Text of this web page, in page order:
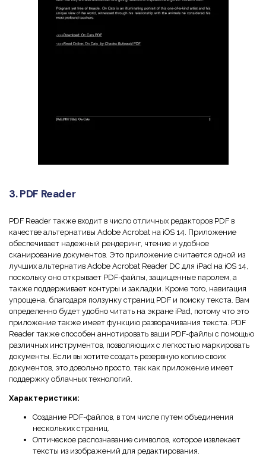
3. PDF Reader
PDF Reader также входит в число отличных редакторов PDF в
качестве альтернативы Adobe Acrobat на iOS 14. Приложение
обеспечивает надежный рендеринг, чтение и удобное
сканирование документов. Это приложение считается одной из
лучших альтернатив Adobe Acrobat Reader DC для iPad на iOS 14,
поскольку оно открывает PDF-файлы, защищенные паролем, а
также поддерживает контуры и закладки. Кроме того, навигация
упрощена, благодаря ползунку страниц PDF и поиску текста. Вам
определенно будет удобно читать на экране iPad, потому что это
приложение также имеет функцию разворачивания текста. PDF
Reader также способен аннотировать ваши PDF-файлы с помощью
различных инструментов, позволяющих с легкостью маркировать
документы. Если вы хотите создать резервную копию своих
документов, это довольно просто, так как приложение имеет
поддержку облачных технологий.
Характеристики:
Создание PDF-файлов, в том числе путем объединения
нескольких страниц.
Оптическое распознавание символов, которое извлекает
тексты из изображений для редактирования.